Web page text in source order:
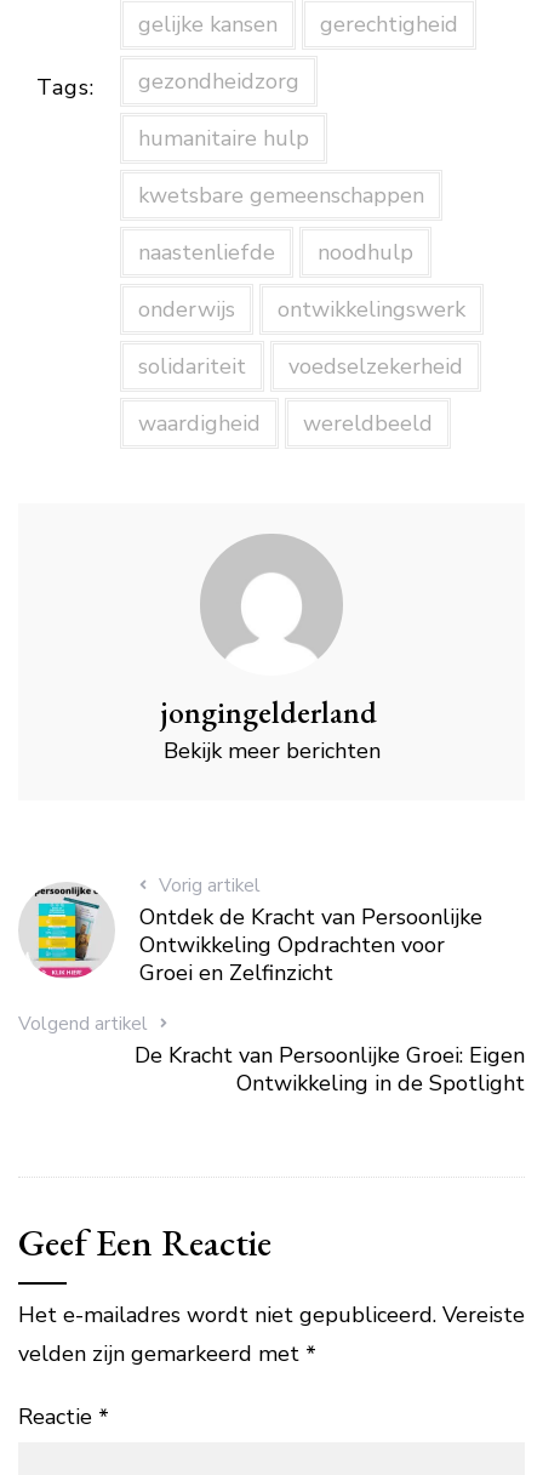
Tags:
gelijke kansen
gerechtigheid
gezondheidzorg
humanitaire hulp
kwetsbare gemeenschappen
naastenliefde
noodhulp
onderwijs
ontwikkelingswerk
solidariteit
voedselzekerheid
waardigheid
wereldbeeld
jongingelderland
Bekijk meer berichten
Vorig artikel
Ontdek de Kracht van Persoonlijke
Ontwikkeling Opdrachten voor
Groei en Zelfinzicht
Volgend artikel
De Kracht van Persoonlijke Groei: Eigen
Ontwikkeling in de Spotlight
Geef Een Reactie
Het e-mailadres wordt niet gepubliceerd. Vereiste
velden zijn gemarkeerd met *
Reactie *